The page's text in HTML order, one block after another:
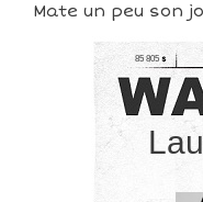
Mate un peu son
85 805